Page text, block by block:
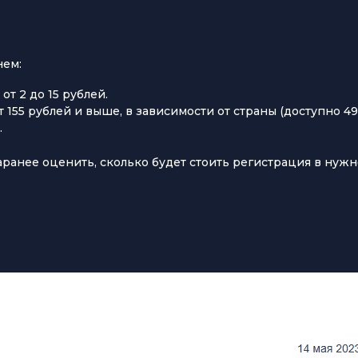
2 до 15 рублей.
рублей и выше, в зависимости от страны (доступно 49
оценить, сколько будет стоить регистрация в